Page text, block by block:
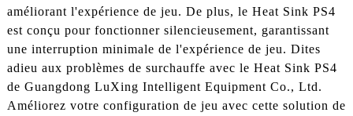
améliorant l'expérience de jeu. De plus, le Heat Sink PS4
est conçu pour fonctionner silencieusement, garantissant
une interruption minimale de l'expérience de jeu. Dites
adieu aux problèmes de surchauffe avec le Heat Sink PS4
de Guangdong LuXing Intelligent Equipment Co., Ltd.
Améliorez votre configuration de jeu avec cette solution de